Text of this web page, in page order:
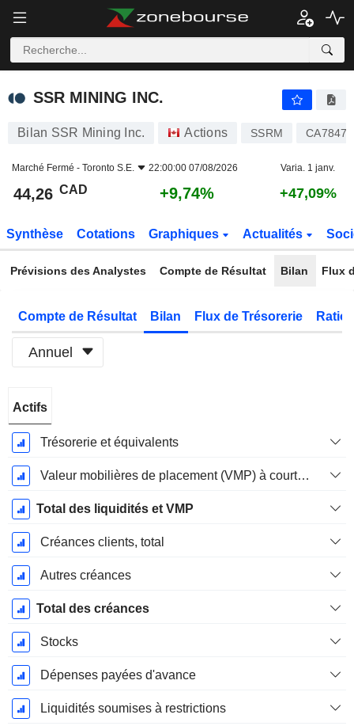
SSR MINING INC.
SSR MINING INC.
Bilan SSR Mining Inc. Actions SSRM
Marché Fermé - Toronto S.E. 22:00:00 07/08/2026 Varia. 1 janv.
44,26 CAD +9,74% +47,09%
Synthèse Cotations Graphiques Actualités
Prévisions des Analystes Compte de Résultat Bilan Flux
Compte de Résultat Bilan Flux de Trésorerie
Annuel
Fiscale:
Décembre
Actifs
Trésorerie et équivalents
Valeur mobilières de placement (VMP) à court terme
Total des liquidités et VMP
Créances clients, total
Autres créances
Total des créances
Stocks
Dépenses payées d'avance
Liquidités soumises à restrictions